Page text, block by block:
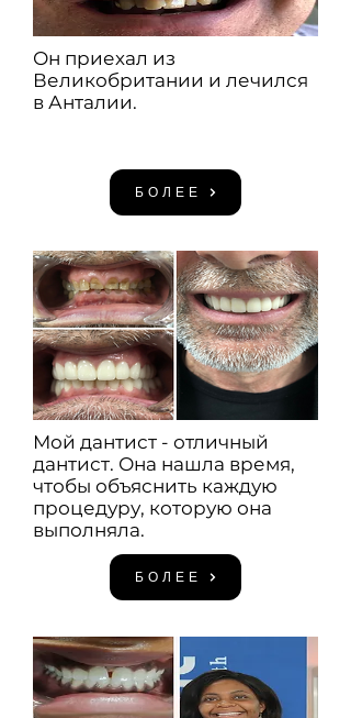
Он приехал из
Великобритании и лечился
в Анталии.
БОЛЕЕ
Мой дантист - отличный
дантист. Она нашла время,
чтобы объяснить каждую
процедуру, которую она
выполняла.
БОЛЕЕ